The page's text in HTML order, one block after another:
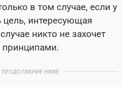
в том случае, если у
цель, интересующая
никто не захочет
принципами.
ПРОДОЛЖЕНИЕ НИЖЕ